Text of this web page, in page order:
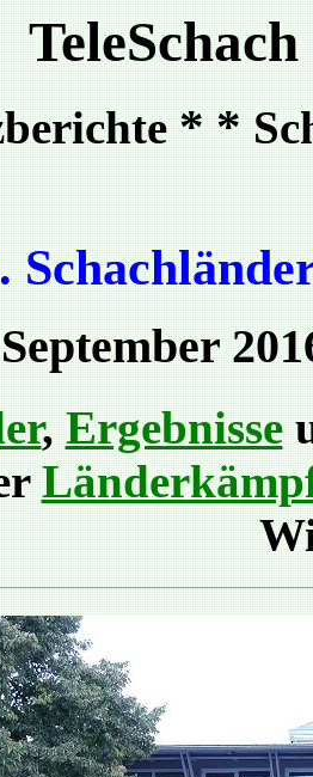
* *
,Ergebnisse